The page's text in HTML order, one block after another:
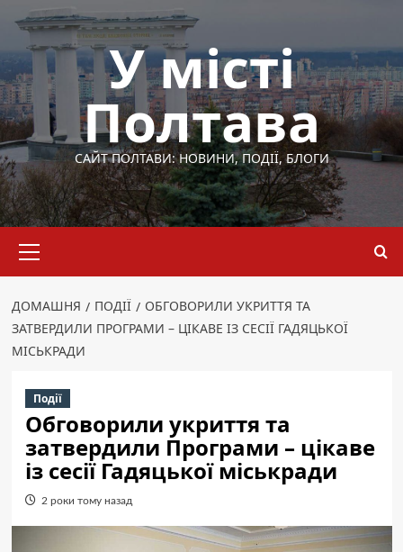
Перейти
вмісту
У місті
Полтава
САЙТ ПОЛТАВИ: НОВИНИ, ПОДІЇ, БЛОГИ
меню
ДОМАШНЯ ПОДІЇ
ОБГОВОРИЛИ УКРИТТЯ ТА
ЗАТВЕРДИЛИ ПРОГРАМИ – ЦІКАВЕ ІЗ СЕСІЇ ГАДЯЦЬКОЇ
МІСЬКРАДИ
Події
Обговорили укриття та
затвердили Програми – цікаве
із сесії Гадяцької міськради
2 роки тому назад